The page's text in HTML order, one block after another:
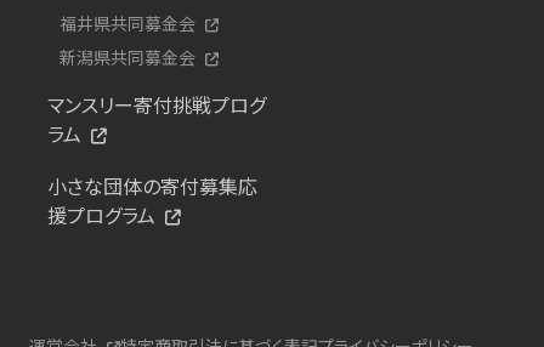
福井県共同募金会
新潟県共同募金会
マンスリー寄付挑戦プログ
ラム
小さな団体の寄付募集応
援プログラム